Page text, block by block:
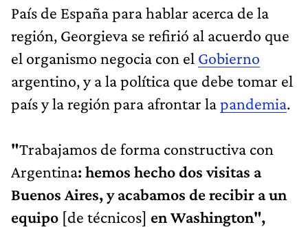
País de España para hablar acerca de la
región, Georgieva se refirió al acuerdo que
el organismo negocia con el Gobierno
argentino, y a la política que debe tomar el
país y la región para afrontar lapandemia.
"Trabajamos de forma constructiva con
Argentina: hemos hecho dos visitas a
Buenos Aires, y acabamos de recibir a un
equipo [de técnicos] en Washington",